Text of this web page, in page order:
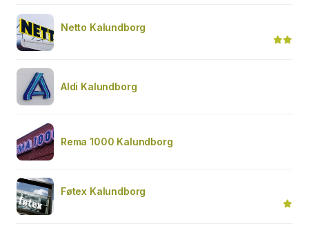
Netto Kalundborg
Aldi Kalundborg
Rema 1000 Kalundborg
Føtex Kalundborg